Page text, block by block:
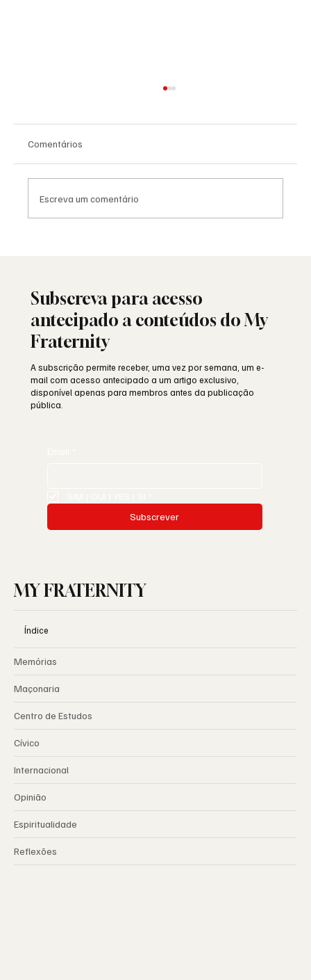
Comentários
Escreva um comentário
Subscreva para acesso
antecipado a conteúdos do My
Fraternity
A subscrição permite receber, uma vez por semana, um e-
mail com acesso antecipado a um artigo exclusivo,
disponível apenas para membros antes da publicação
pública.
Subscrever
MY FRATERNITY
Índice
Memórias
Maçonaria
Centro de Estudos
Cívico
Internacional
Opinião
Espiritualidade
Reflexões